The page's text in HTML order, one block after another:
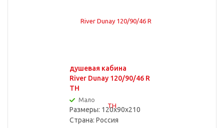
душевая кабина
River Dunay 120/90/46 R
TH
Мало
Размеры: 120x90x210
Страна: Россия